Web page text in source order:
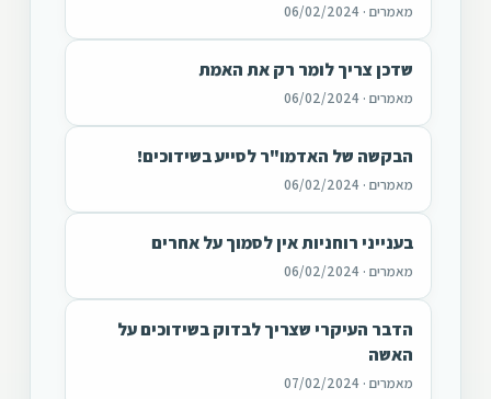
מאמרים · 06/02/2024
שדכן צריך לומר רק את האמת
מאמרים · 06/02/2024
הבקשה של האדמו"ר לסייע בשידוכים!
מאמרים · 06/02/2024
בענייני רוחניות אין לסמוך על אחרים
מאמרים · 06/02/2024
הדבר העיקרי שצריך לבדוק בשידוכים על
האשה
מאמרים · 07/02/2024